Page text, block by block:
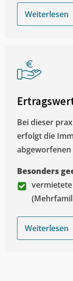
Weiterlesen
Bei dieser
erfolgt die
Besonders
Weiterlesen